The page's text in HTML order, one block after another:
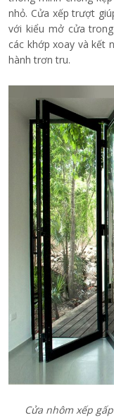
nhỏ. Cửa xếp trượt
với kiểu mở cửa
các khớp xoay và kết
hành trơn tru.
Cửa nhôm xếp